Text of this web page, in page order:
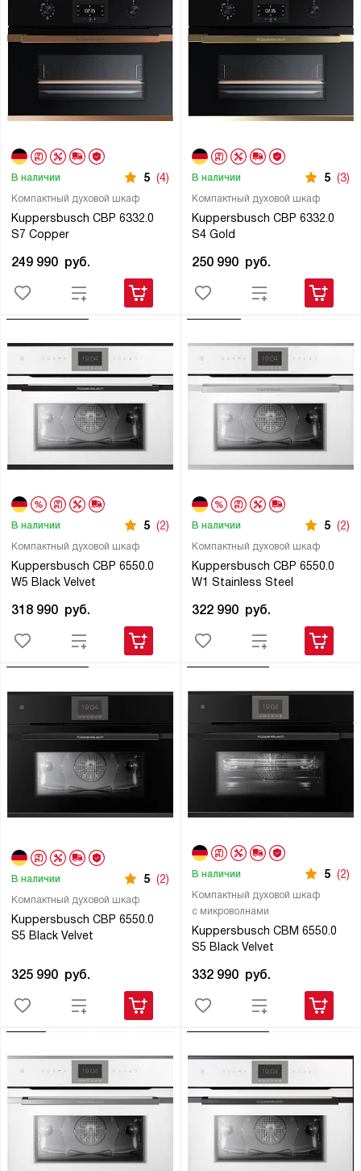
Компактный духовой шкаф
Kuppersbusch CBP 6332.0
S7 Copper
В наличии 5 (4)
249 990 руб.
Компактный духовой шкаф
Kuppersbusch CBP 6332.0
S4 Gold
В наличии 5 (3)
250 990 руб.
Компактный духовой шкаф
Kuppersbusch CBP 6550.0
W5 Black Velvet
В наличии 5 (2)
318 990 руб.
Компактный духовой шкаф
Kuppersbusch CBP 6550.0
W1 Stainless Steel
В наличии 5 (2)
322 990 руб.
Компактный духовой шкаф
Kuppersbusch CBP 6550.0
S5 Black Velvet
В наличии 5 (2)
325 990 руб.
Компактный духовой шкаф
с микроволнами
Kuppersbusch CBM 6550.0
S5 Black Velvet
В наличии 5 (2)
332 990 руб.